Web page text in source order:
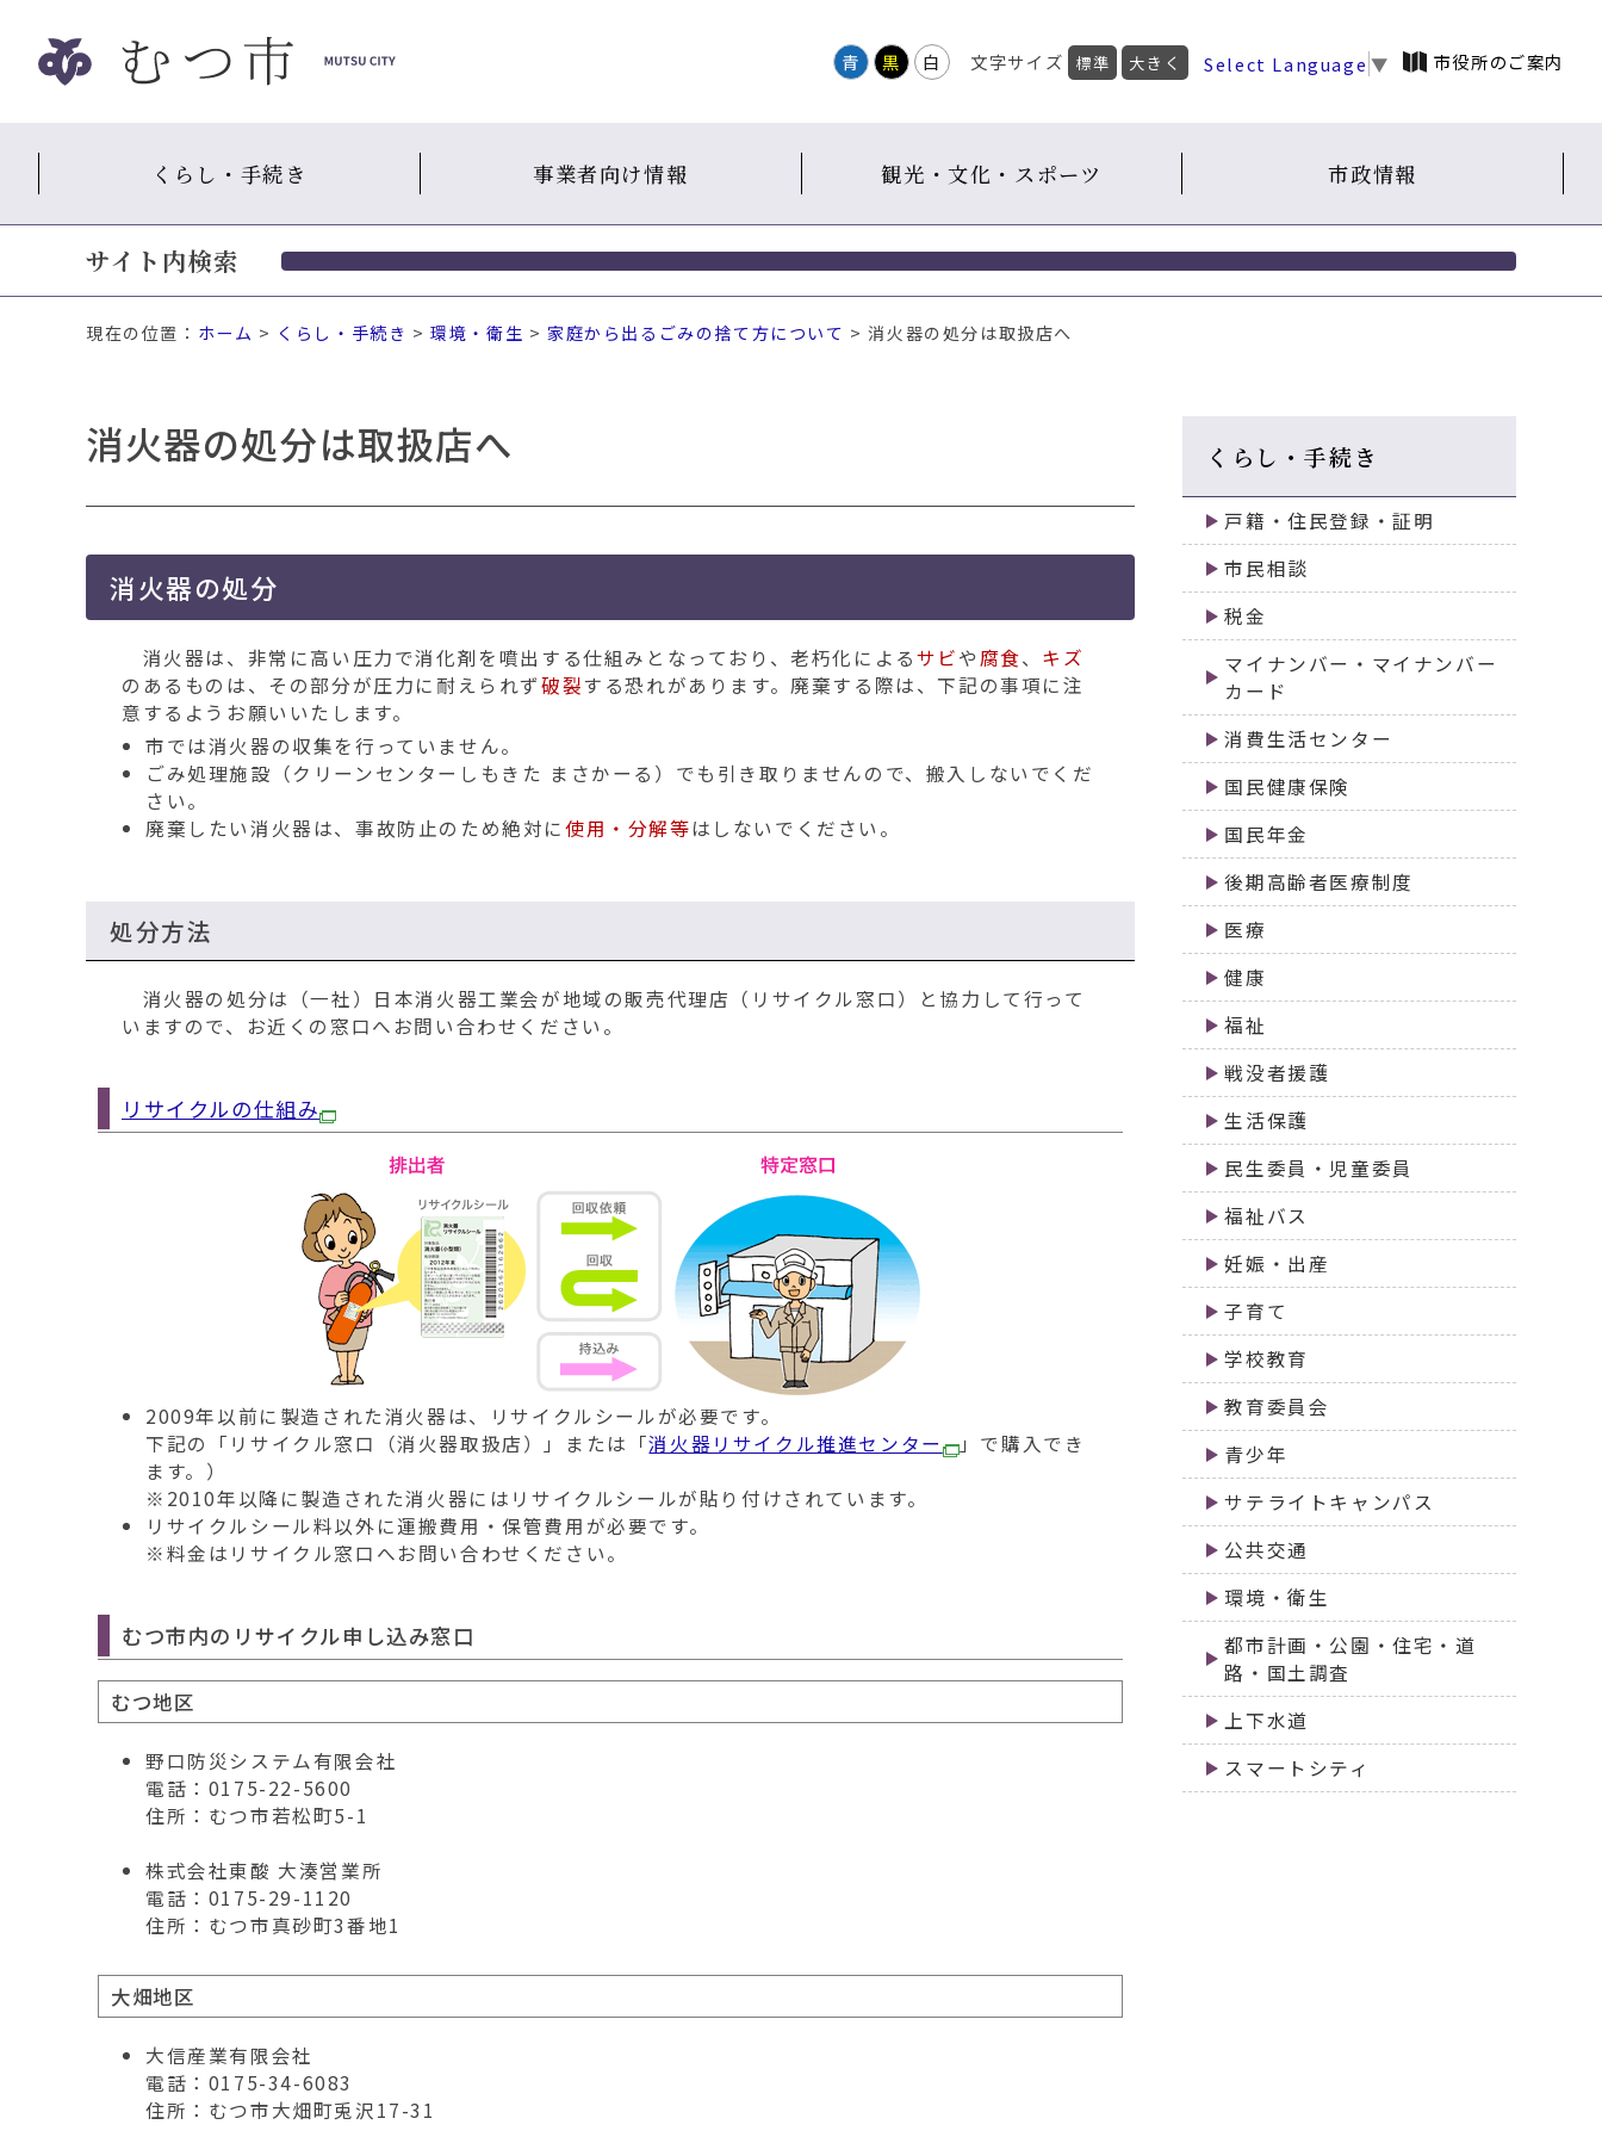
ッ
青 黒 白 文字サイズ 標準 大きく Select Language ▼ 市役所のご案内
くらし・手続き 事業者向け情報 観光・文化・スポーツ 市政情報
サイト内検索
現在の位置： ホーム > くらし・手続き >環境・衛生 >家庭から出るごみの捨て方について > 消火器の処分は取扱店へ
消火器の処分は取扱店へ
消火器の処分
消火器は、非常に高い圧力で消化剤を噴出する仕組みとなっており、老朽化によるサビや腐食、 キズ
のあるものは、その部分が圧力に耐えられず破裂する恐れがあります。廃棄する際は、下記の事項に注
意するようお願いいたします。
市では消火器の収集を行っていません。
ごみ処理施設（クリーンセンターしもきた まさかーる）でも引き取りませんので、搬入しないでくだ
さい。
廃棄したい消火器は、事故防止のため絶対に使用・分解等はしないでください。
処分方法
消火器の処分は（一社）日本消火器工業会が地域の販売代理店（リサイクル窓口）と協力して行って
いますので、お近くの窓口へお問い合わせください。
リサイクルの仕組み
2009年以前に製造された消火器は、リサイクルシールが必要です。
下記の「リサイクル窓口（消火器取扱店）」または「消火器リサイクル推進センター
」で購入でき
ます。）
※2010年以降に製造された消火器にはリサイクルシールが貼り付けされています。
リサイクルシール料以外に運搬費用・保管費用が必要です。
※料金はリサイクル窓口へお問い合わせください。
むつ市内のリサイクル申し込み窓口
むつ地区
野口防災システム有限会社
電話：0175-22-5600
住所：むつ市若松町5-1
株式会社東酸 大湊営業所
電話：0175-29-1120
住所：むつ市真砂町3番地1
大畑地区
大信産業有限会社
電話：0175-34-6083
住所：むつ市大畑町兎沢17-31
くらし・手続き
戸籍・住民登録・証明
市民相談
税金
マイナンバー・マイナンバー
カード
消費生活センター
国民健康保険
国民年金
後期高齢者医療制度
医療
健康
福祉
戦没者援護
生活保護
民生委員・児童委員
福祉バス
妊娠・出産
子育て
学校教育
教育委員会
青少年
サテライトキャンパス
公共交通
環境・衛生
都市計画・公園・住宅・道
路・国土調査
上下水道
スマートシティ